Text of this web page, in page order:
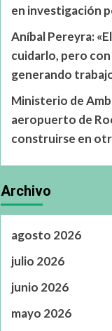
en investigación
Aníbal Pereyra:
cuidarlo, pero
generando
Ministerio de
aeropuerto de
construirse en
Archivo
agosto 2026
julio 2026
junio 2026
mayo 2026